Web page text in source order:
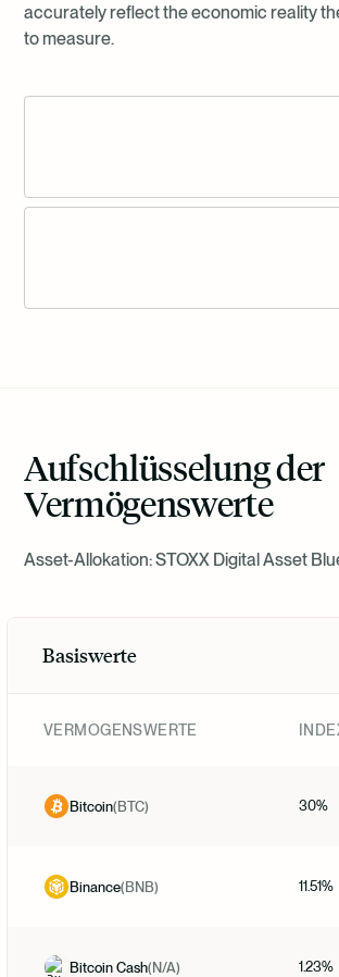
accurately reflect the economic reality
to measure.
Aufschlüsselung der
Vermögenswerte
Asset-Allokation: STOXX Digital Asset
Basiswerte
VERMÖGENSWERTE
Bitcoin(BTC) 30%
Binance(BNB) 11.51%
Bitcoin Cash(N/A) 1.23%